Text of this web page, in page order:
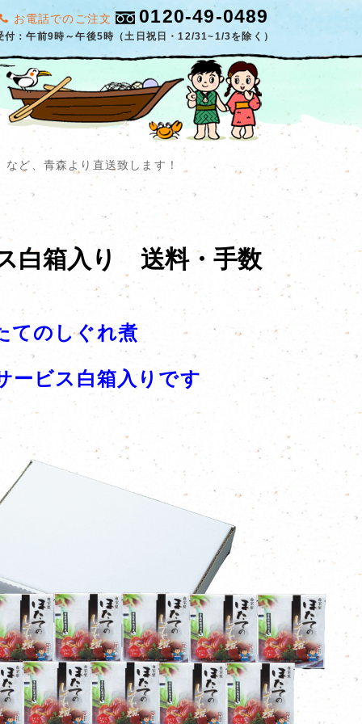
お電話でのご注文 0120-49-0489
付：午前9時～午後5時（土日祝日・12/31~1/3を除く）
ど、青森より直送致します！
白箱入り 送料・手数
のしぐれ煮
ービス白箱入りです